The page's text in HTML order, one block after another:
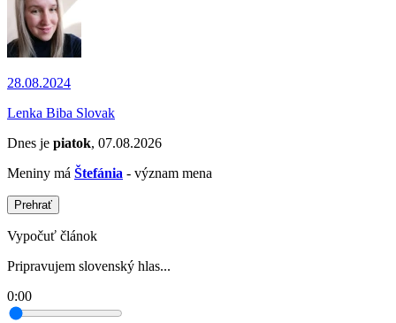
28.08.2024
Lenka Biba Slovak
Dnes je piatok, 07.08.2026
Meniny má Štefánia - význam mena
Prehrať
Vypočuť článok
Pripravujem slovenský hlas...
0:00